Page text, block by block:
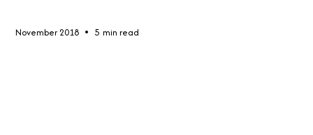
November 2018 • 5 min read